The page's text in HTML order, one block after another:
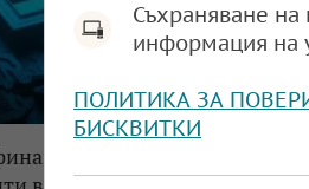
Китай настига
Съхраняване
информация на
ПОЛИТИКА ЗА
БИСКВИТКИ